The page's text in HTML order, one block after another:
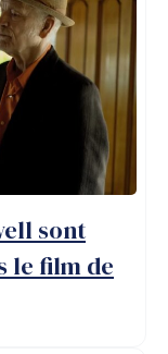
sont
le film de